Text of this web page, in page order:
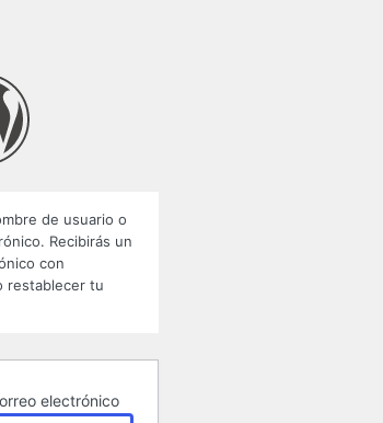
de usuario o
Recibirás un
con
restablecer tu
electrónico